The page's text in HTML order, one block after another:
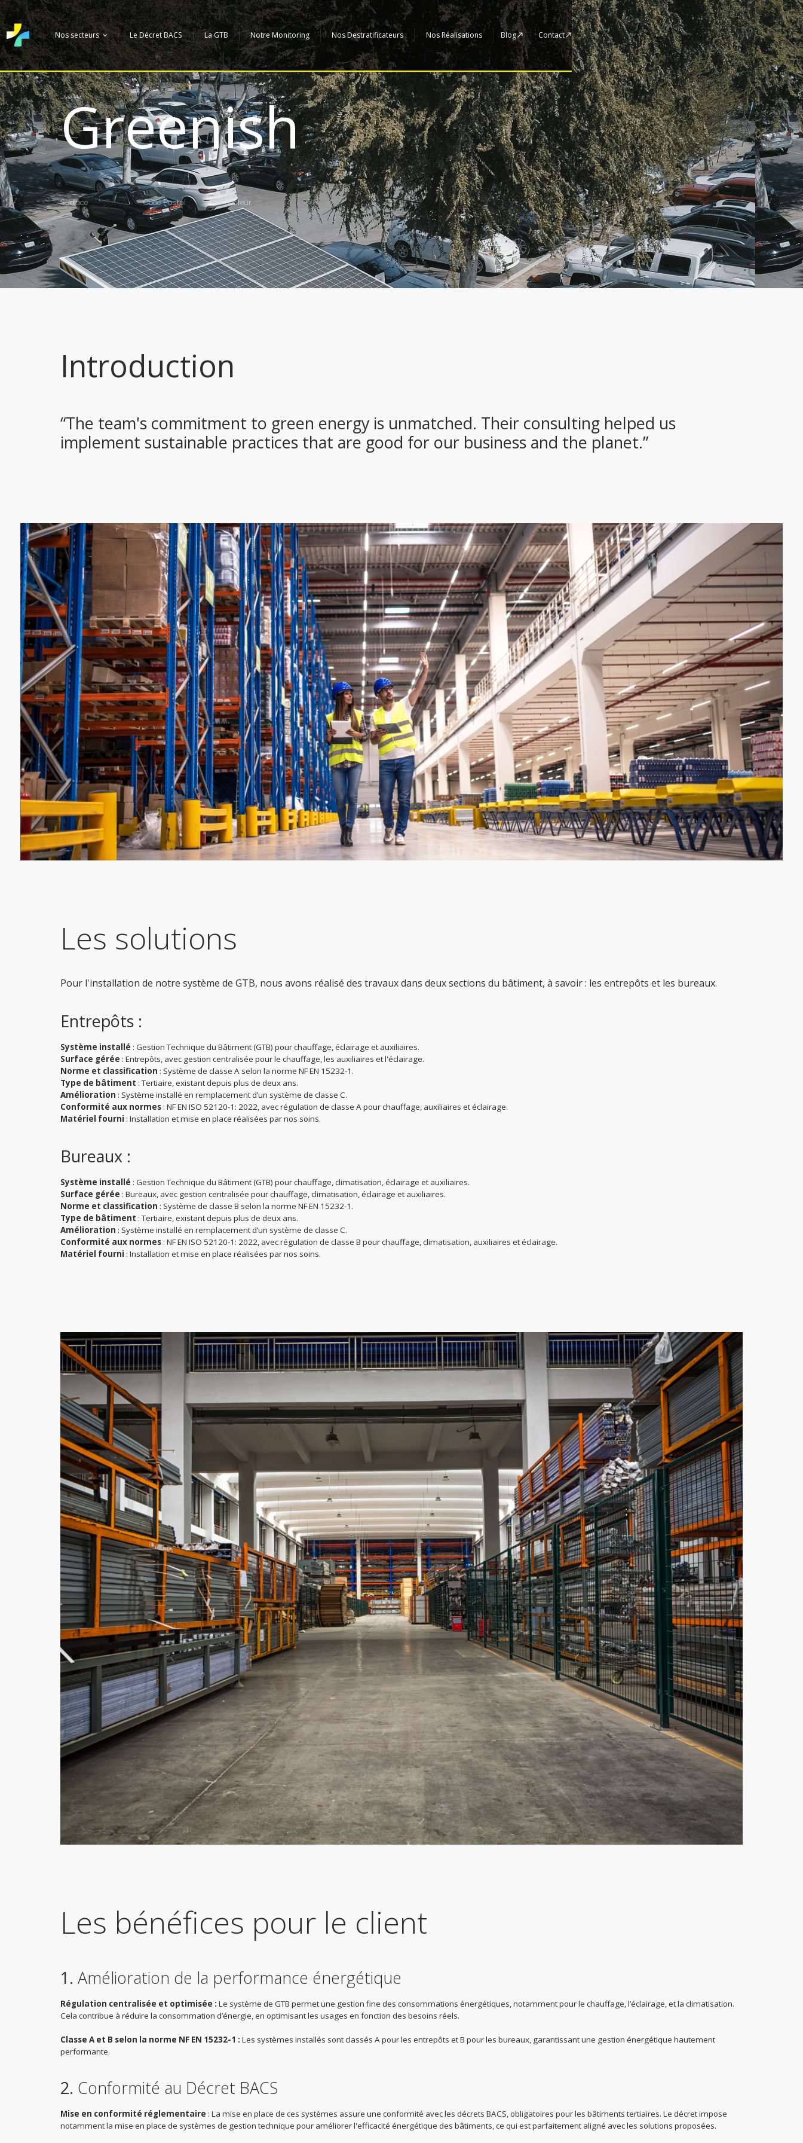
Nos secteurs Le Décret BACS La GTB Notre Monitoring Nos Destratificateurs Nos Réalisations Blog Contact
Greenish
Surface Code Postal Secteur
Introduction
“The team's commitment to green energy is unmatched. Their consulting helped us
implement sustainable practices that are good for our business and the planet.”
Les solutions
Pour l'installation de notre système de GTB, nous avons réalisé des travaux dans deux sections du bâtiment, à savoir : les entrepôts et les bureaux.
Entrepôts :
Système installé : Gestion Technique du Bâtiment (GTB) pour chauffage, éclairage et auxiliaires.
Surface gérée : Entrepôts, avec gestion centralisée pour le chauffage, les auxiliaires et l'éclairage.
Norme et classification : Système de classe A selon la norme NF EN 15232-1.
Type de bâtiment : Tertiaire, existant depuis plus de deux ans.
Amélioration : Système installé en remplacement d’un système de classe C.
Conformité aux normes: NF EN ISO 52120-1: 2022, avec régulation de classe A pour chauffage, auxiliaires et éclairage.
Matériel fourni : Installation et mise en place réalisées par nos soins.
Bureaux :
Système installé : Gestion Technique du Bâtiment (GTB) pour chauffage, climatisation, éclairage et auxiliaires.
Surface gérée : Bureaux, avec gestion centralisée pour chauffage, climatisation, éclairage et auxiliaires.
Norme et classification : Système de classe B selon la norme NF EN 15232-1.
Type de bâtiment : Tertiaire, existant depuis plus de deux ans.
Amélioration : Système installé en remplacement d’un système de classe C.
Conformité aux normes: NF EN ISO 52120-1: 2022, avec régulation de classe B pour chauffage, climatisation, auxiliaires et éclairage.
Matériel fourni : Installation et mise en place réalisées par nos soins.
Les bénéfices pour le client
1. Amélioration de la performance énergétique
Régulation centralisée et optimisée : Le système de GTB permet une gestion fine des consommations énergétiques, notamment pour le chauffage, l’éclairage, et la climatisation.
Cela contribue à réduire la consommation d’énergie, en optimisant les usages en fonction des besoins réels.
Classe A et B selon la norme NF EN 15232-1 : Les systèmes installés sont classés A pour les entrepôts et B pour les bureaux, garantissant une gestion énergétique hautement
performante.
2. Conformité au Décret BACS
Mise en conformité réglementaire : La mise en place de ces systèmes assure une conformité avec les décrets BACS, obligatoires pour les bâtiments tertiaires. Le décret impose
notamment la mise en place de systèmes de gestion technique pour améliorer l'efficacité énergétique des bâtiments, ce qui est parfaitement aligné avec les solutions proposées.